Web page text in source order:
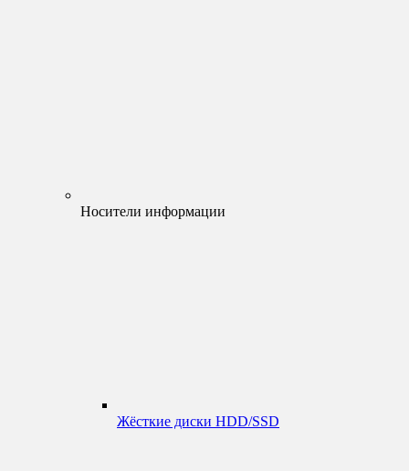
Носители информации
Жёсткие диски HDD/SSD